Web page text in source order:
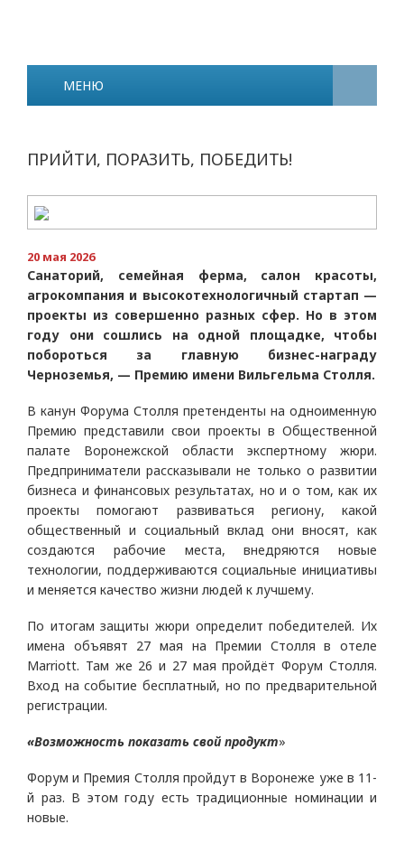
МЕНЮ
ПРИЙТИ, ПОРАЗИТЬ, ПОБЕДИТЬ!
20 мая 2026
Санаторий, семейная ферма, салон красоты,
агрокомпания и высокотехнологичный стартап —
проекты из совершенно разных сфер. Но в этом
году они сошлись на одной площадке, чтобы
побороться за главную бизнес-награду
Черноземья, — Премию имени Вильгельма Столля.
В канун Форума Столля претенденты на одноименную
Премию представили свои проекты в Общественной
палате Воронежской области экспертному жюри.
Предприниматели рассказывали не только о развитии
бизнеса и финансовых результатах, но и о том, как их
проекты помогают развиваться региону, какой
общественный и социальный вклад они вносят, как
создаются рабочие места, внедряются новые
технологии, поддерживаются социальные инициативы
и меняется качество жизни людей к лучшему.
По итогам защиты жюри определит победителей. Их
имена объявят 27 мая на Премии Столля в отеле
Marriott. Там же 26 и 27 мая пройдёт Форум Столля.
Вход на событие бесплатный, но по предварительной
регистрации.
«Возможность показать свой продукт»
Форум и Премия Столля пройдут в Воронеже уже в 11-
й раз. В этом году есть традиционные номинации и
новые.